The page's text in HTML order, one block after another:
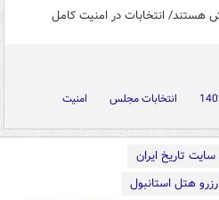
انتخابات مجلس امنیت
سایت تاریخ ایران
رزرو هتل استانبول